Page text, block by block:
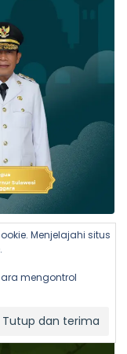
Menjelajahi situs
mengontrol